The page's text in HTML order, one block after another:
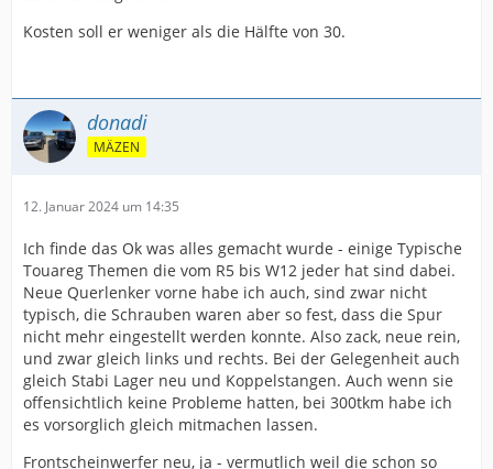
Kosten soll er weniger als die Hälfte von 30.
donadi
MÄZEN
12. Januar 2024 um 14:35
Ich finde das Ok was alles gemacht wurde - einige Typische
Touareg Themen die vom R5 bis W12 jeder hat sind dabei.
Neue Querlenker vorne habe ich auch, sind zwar nicht
typisch, die Schrauben waren aber so fest, dass die Spur
nicht mehr eingestellt werden konnte. Also zack, neue rein,
und zwar gleich links und rechts. Bei der Gelegenheit auch
gleich Stabi Lager neu und Koppelstangen. Auch wenn sie
offensichtlich keine Probleme hatten, bei 300tkm habe ich
es vorsorglich gleich mitmachen lassen.
Frontscheinwerfer neu, ja - vermutlich weil die schon so